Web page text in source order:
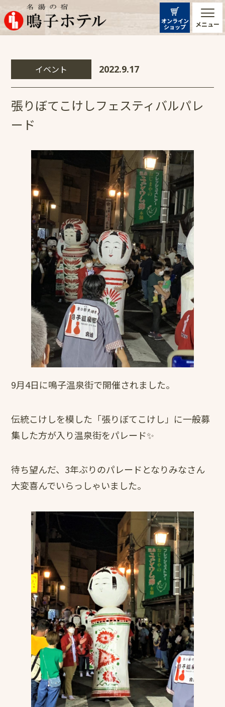
メニュー
オンライン
ショップ
イベント 2022.9.17
張りぼてこけしフェスティバルパレ
ード
9月4日に鳴子温泉街で開催されました。
伝統こけしを模した「張りぼてこけし」に一般募
集した方が入り温泉街をパレード✨
待ち望んだ、3年ぶりのパレードとなりみなさん
大変喜んでいらっしゃいました。